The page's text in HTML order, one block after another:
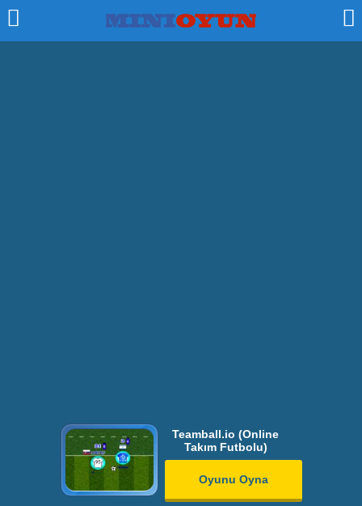
Teamball.io (Online
Takım Futbolu)
Oyunu Oyna